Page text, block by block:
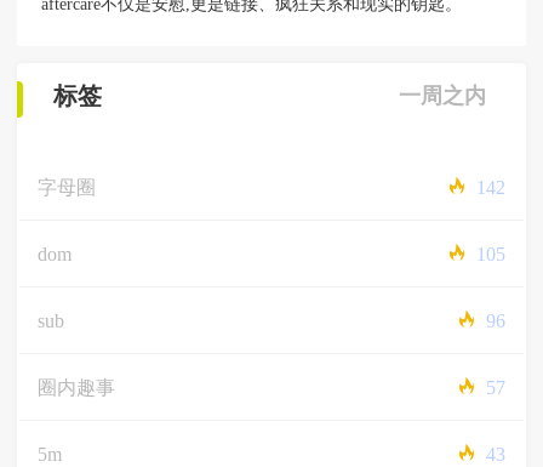
aftercare不仅是安慰,更是链接、疯狂关系和现实的钥匙。
标签 一周之内
字母圈 142
dom 105
sub 96
圈内趣事 57
5m 43